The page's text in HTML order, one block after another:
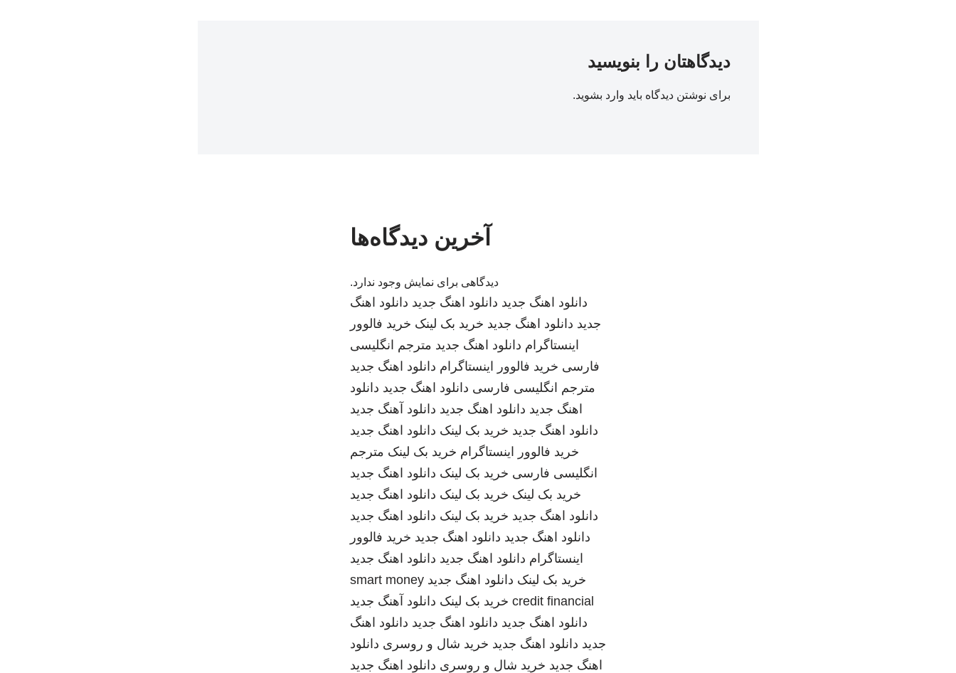
دیدگاهتان را بنویسید
برای نوشتن دیدگاه باید وارد بشوید.
آخرین دیدگاه‌ها
دیدگاهی برای نمایش وجود ندارد.
دانلود اهنگ جدید دانلود اهنگ جدید دانلود اهنگ
جدید دانلود اهنگ جدید خرید بک لینک خرید فالوور
اینستاگرام دانلود اهنگ جدید مترجم انگلیسی
فارسی خرید فالوور اینستاگرام دانلود اهنگ جدید
مترجم انگلیسی فارسی دانلود اهنگ جدید دانلود
اهنگ جدید دانلود اهنگ جدید دانلود آهنگ جدید
دانلود اهنگ جدید خرید بک لینک دانلود اهنگ جدید
خرید فالوور اینستاگرام خرید بک لینک مترجم
انگلیسی فارسی خرید بک لینک دانلود اهنگ جدید
خرید بک لینک خرید بک لینک دانلود اهنگ جدید
دانلود اهنگ جدید خرید بک لینک دانلود اهنگ جدید
دانلود اهنگ جدید دانلود اهنگ جدید خرید فالوور
اینستاگرام دانلود اهنگ جدید دانلود اهنگ جدید
خرید بک لینک دانلود اهنگ جدید smart money
credit financial خرید بک لینک دانلود آهنگ جدید
دانلود اهنگ جدید دانلود اهنگ جدید دانلود اهنگ
جدید دانلود اهنگ جدید خرید شال و روسری دانلود
اهنگ جدید خرید شال و روسری دانلود اهنگ جدید